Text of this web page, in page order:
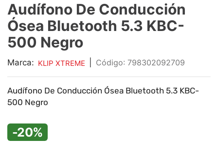
Audífono De Conducción
Ósea Bluetooth 5.3 KBC-
500 Negro
Marca: KLIP XTREME : 798302092709
Audífono De Conducción Ósea Bluetooth 5.3 KBC-
500 Negro
-20%
5 .
mouse
6.
marcadores
7.
audifonos
8.
teclado
9.
impresora
10. masa moldear vaso 150gr